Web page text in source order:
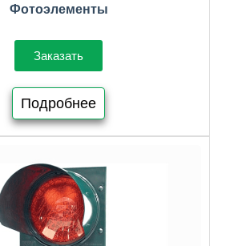
Фотоэлементы
Заказать
Подробнее